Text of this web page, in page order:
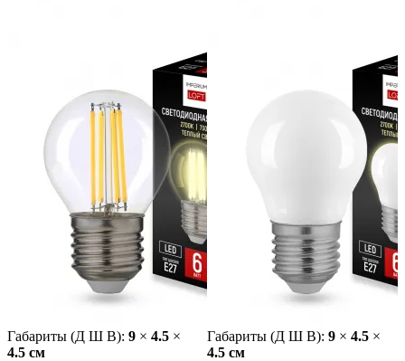
Габариты (Д Ш В): 9 × 4.5 ×
4.5 cм
Габариты (Д Ш В): 9 × 4.5 ×
4.5 cм